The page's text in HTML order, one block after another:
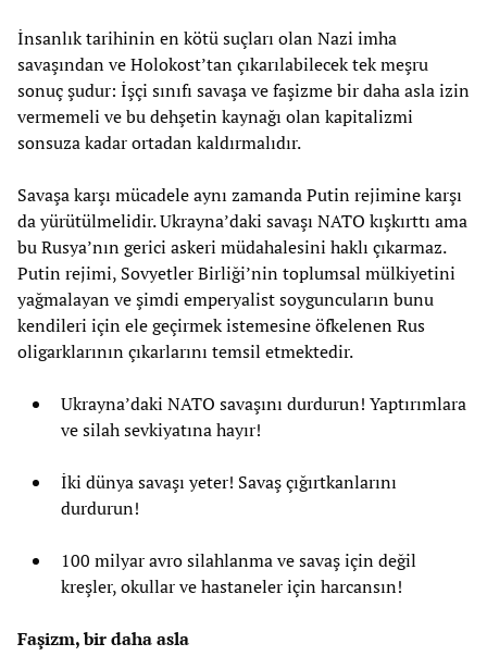
İnsanlık tarihinin en kötü suçları olan Nazi imha
savaşından ve Holokost’tan çıkarılabilecek tek meşru
sonuç şudur: İşçi sınıfı savaşa ve faşizme bir daha asla izin
vermemeli ve bu dehşetin kaynağı olan kapitalizmi
sonsuza kadar ortadan kaldırmalıdır.
Savaşa karşı mücadele aynı zamanda Putin rejimine karşı
da yürütülmelidir. Ukrayna’daki savaşı NATO kışkırttı ama
bu Rusya’nın gerici askeri müdahalesini haklı çıkarmaz.
Putin rejimi, Sovyetler Birliği’nin toplumsal mülkiyetini
yağmalayan ve şimdi emperyalist soyguncuların bunu
kendileri için ele geçirmek istemesine öfkelenen Rus
oligarklarının çıkarlarını temsil etmektedir.
Ukrayna’daki NATO savaşını durdurun! Yaptırımlara
ve silah sevkiyatına hayır!
İki dünya savaşı yeter! Savaş çığırtkanlarını
durdurun!
100 milyar avro silahlanma ve savaş için değil
kreşler, okullar ve hastaneler için harcansın!
Faşizm, bir daha asla